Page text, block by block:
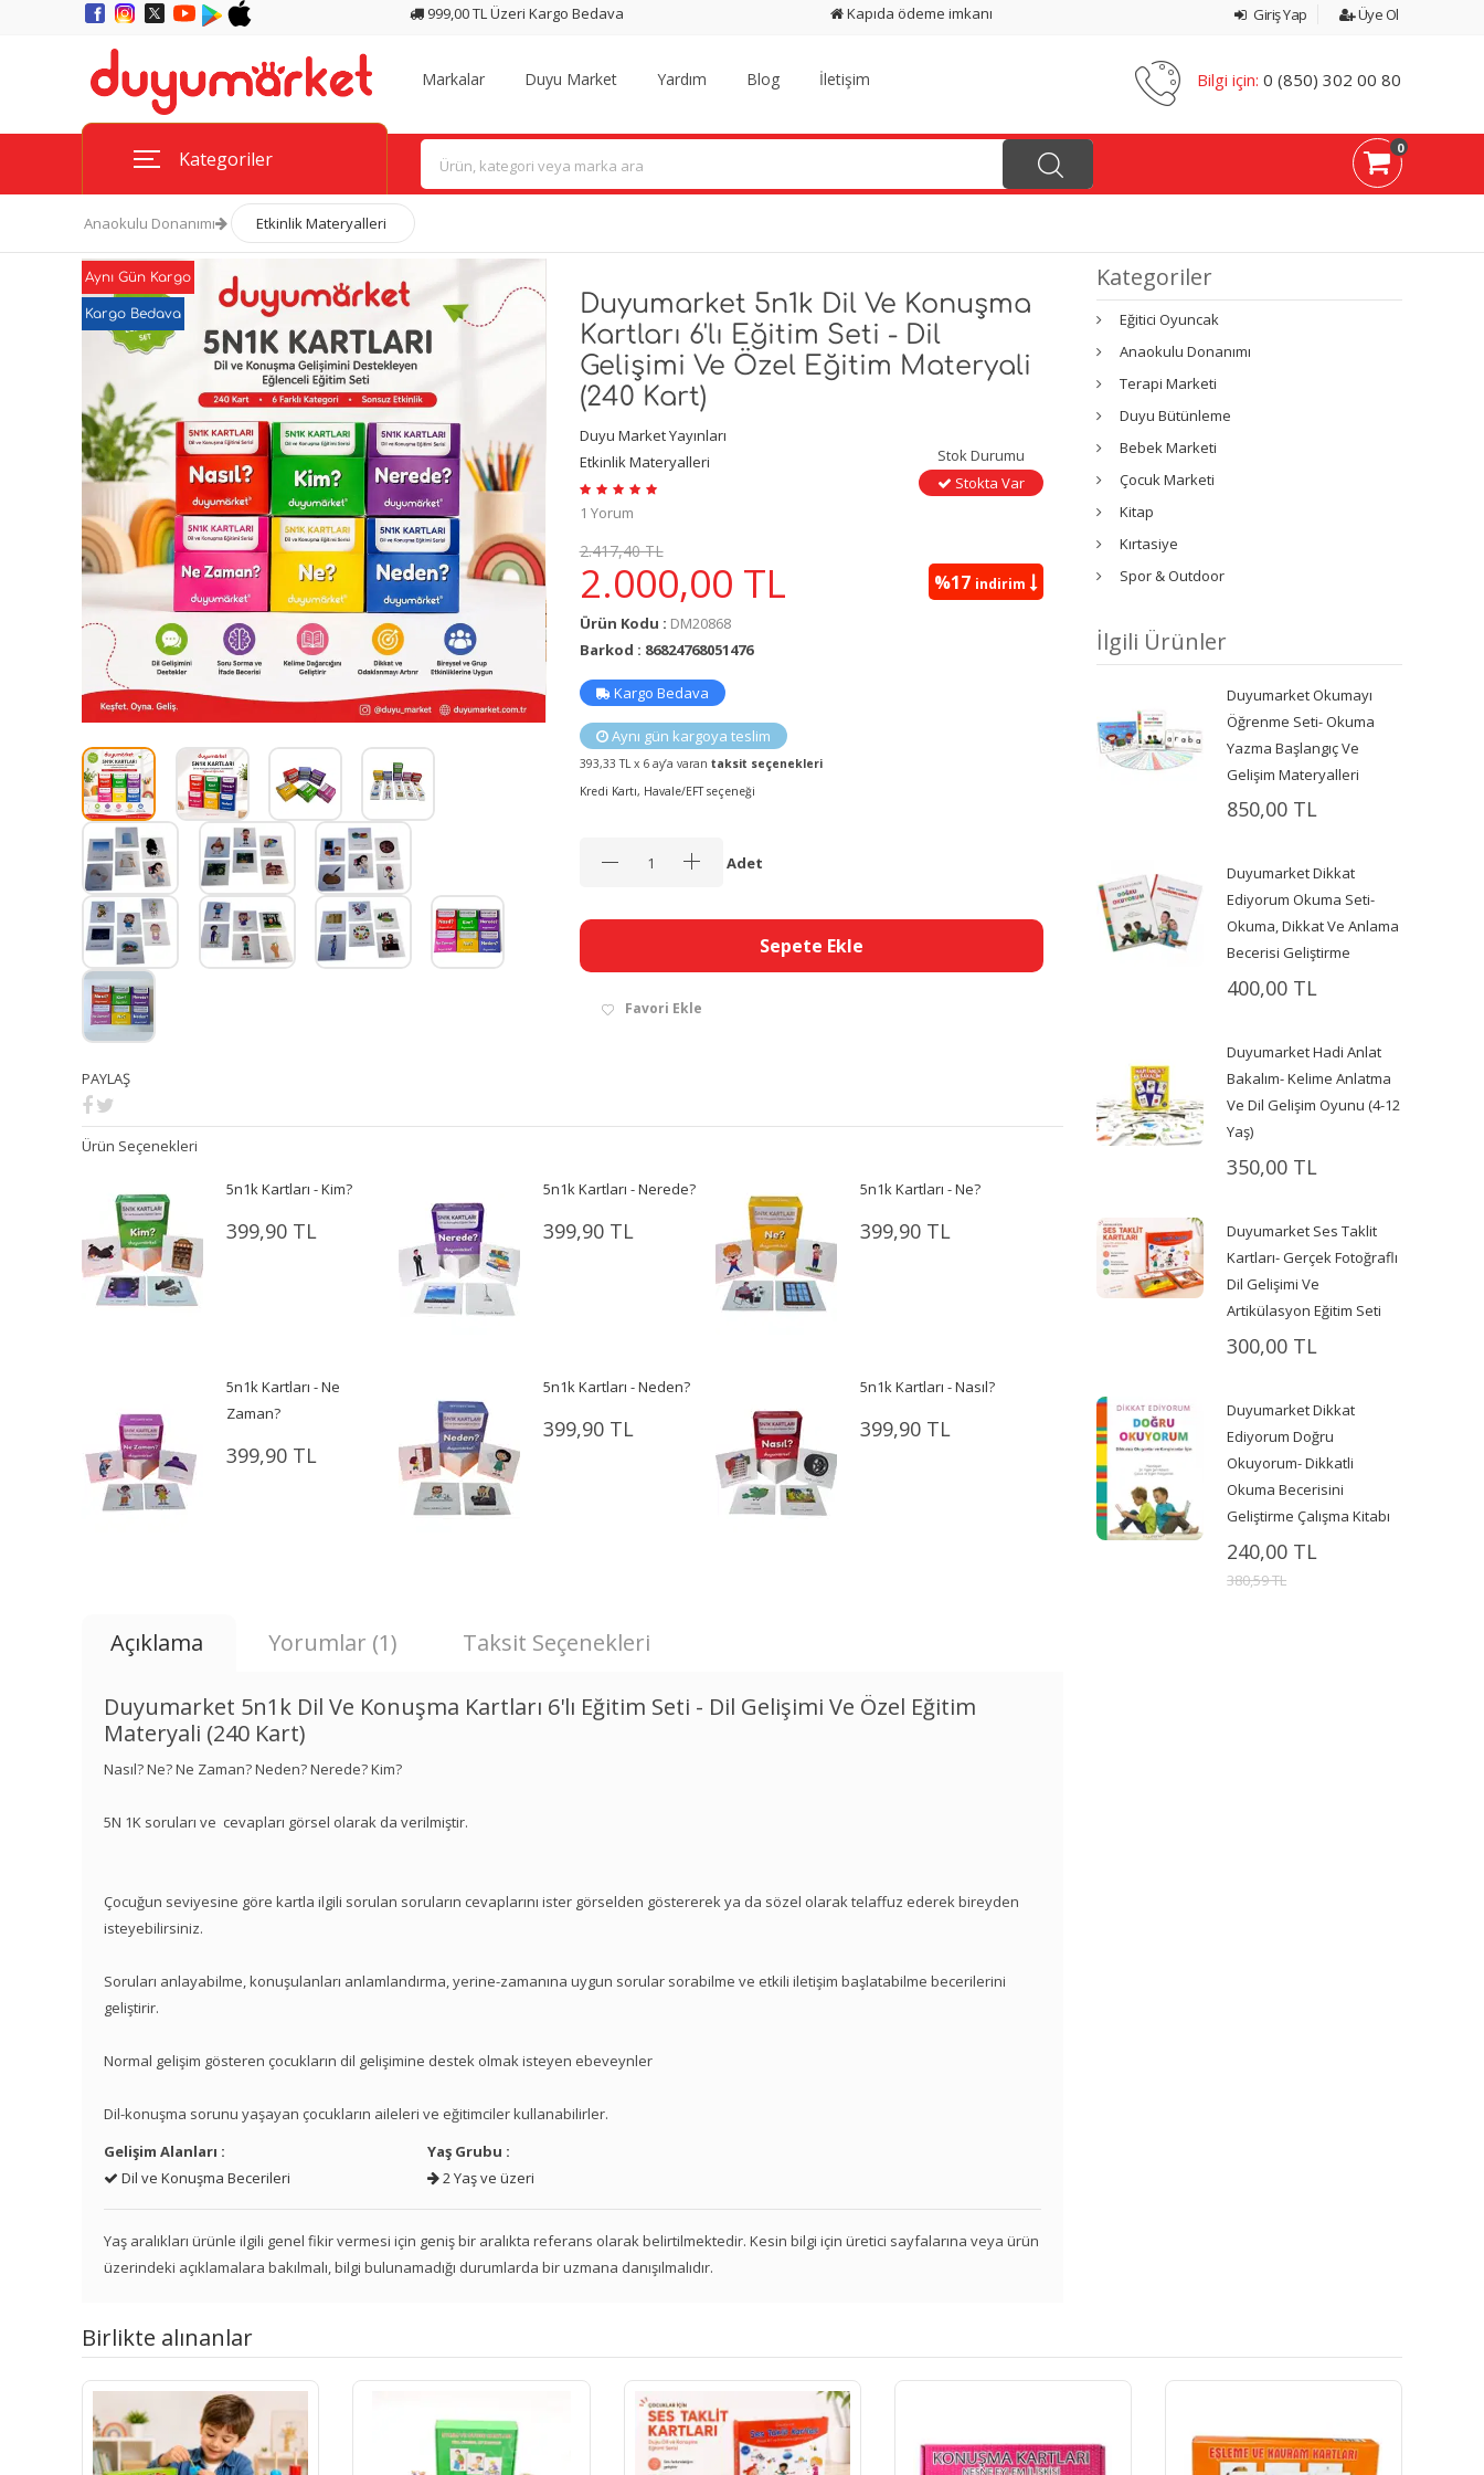
999,00 TL Üzeri Kargo Bedava Kapıda ödeme imkanı Giriş Yap Üye Ol
Markalar Duyu Market Yardım Blog İletişim Bilgi için: 0 (850) 302 00 80
Kategoriler 0
Anaokulu Donanımı Etkinlik Materyalleri
Aynı Gün Kargo
Kargo Bedava
PAYLAŞ
Duyumarket 5n1k Dil Ve Konuşma
Kartları 6'lı Eğitim Seti - Dil
Gelişimi Ve Özel Eğitim Materyali
(240 Kart)
Duyu Market Yayınları
Etkinlik Materyalleri
1 Yorum
Stok Durumu
Stokta Var
2.417,40 TL
2.000,00 TL %17 indirim
Ürün Kodu : DM20868
Barkod : 86824768051476
Kargo Bedava
Aynı gün kargoya teslim
393,33 TL x 6 ay’a varan taksit seçenekleri
Kredi Kartı, Havale/EFT seçeneği
Adet
Sepete Ekle
Favori Ekle
Ürün Seçenekleri
5n1k Kartları - Kim?
399,90 TL
5n1k Kartları - Nerede?
399,90 TL
5n1k Kartları - Ne?
399,90 TL
5n1k Kartları - Ne
Zaman?
399,90 TL
5n1k Kartları - Neden?
399,90 TL
5n1k Kartları - Nasıl?
399,90 TL
Açıklama Yorumlar (1) Taksit Seçenekleri
Duyumarket 5n1k Dil Ve Konuşma Kartları 6'lı Eğitim Seti - Dil Gelişimi Ve Özel Eğitim
Materyali (240 Kart)
Nasıl? Ne? Ne Zaman? Neden? Nerede? Kim?
5N 1K soruları ve cevapları görsel olarak da verilmiştir.
Çocuğun seviyesine göre kartla ilgili sorulan soruların cevaplarını ister görselden göstererek ya da sözel olarak telaffuz ederek bireyden
isteyebilirsiniz.
Soruları anlayabilme, konuşulanları anlamlandırma, yerine-zamanına uygun sorular sorabilme ve etkili iletişim başlatabilme becerilerini
geliştirir.
Normal gelişim gösteren çocukların dil gelişimine destek olmak isteyen ebeveynler
Dil-konuşma sorunu yaşayan çocukların aileleri ve eğitimciler kullanabilirler.
Gelişim Alanları :
Dil ve Konuşma Becerileri
Yaş Grubu :
2 Yaş ve üzeri
Yaş aralıkları ürünle ilgili genel fikir vermesi için geniş bir aralıkta referans olarak belirtilmektedir. Kesin bilgi için üretici sayfalarına veya ürün
üzerindeki açıklamalara bakılmalı, bilgi bulunamadığı durumlarda bir uzmana danışılmalıdır.
Kategoriler
Eğitici Oyuncak
Anaokulu Donanımı
Terapi Marketi
Duyu Bütünleme
Bebek Marketi
Çocuk Marketi
Kitap
Kırtasiye
Spor & Outdoor
İlgili Ürünler
Duyumarket Okumayı
Öğrenme Seti- Okuma
Yazma Başlangıç Ve
Gelişim Materyalleri
850,00 TL
Duyumarket Dikkat
Ediyorum Okuma Seti-
Okuma, Dikkat Ve Anlama
Becerisi Geliştirme
400,00 TL
Duyumarket Hadi Anlat
Bakalım- Kelime Anlatma
Ve Dil Gelişim Oyunu (4-12
Yaş)
350,00 TL
Duyumarket Ses Taklit
Kartları- Gerçek Fotoğraflı
Dil Gelişimi Ve
Artikülasyon Eğitim Seti
300,00 TL
Duyumarket Dikkat
Ediyorum Doğru
Okuyorum- Dikkatli
Okuma Becerisini
Geliştirme Çalışma Kitabı
240,00 TL
380,59 TL
Birlikte alınanlar